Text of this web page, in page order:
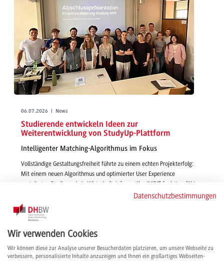
06.07.2026 | News
Studierende entwickeln Ideen zur
Weiterentwicklung von StudyUp-Plattform
Intelligenter Matching-Algorithmus im Fokus
Vollständige Gestaltungsfreiheit führte zu einem echten Projekterfolg:
Mit einem neuen Algorithmus und optimierter User Experience
gestalteten Studierende in Wirtschaftsinformatik - IMBIT funktionsfähige,
smarte und passgenaue Features für die Vermittlung von Studienplätzen
über StudyUp.
weiterlesen
Datenschutzbestimmungen
Wir verwenden Cookies
Wir können diese zur Analyse unserer Besucherdaten platzieren, um unsere Webseite zu
verbessern, personalisierte Inhalte anzuzeigen und Ihnen ein großartiges Webseiten-